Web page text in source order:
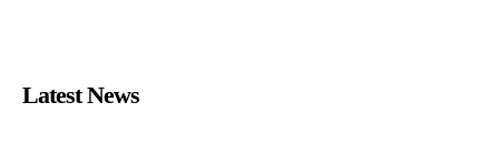
Latest News